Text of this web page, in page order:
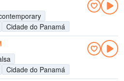
Cidade do Panamá
Cidade do Panamá